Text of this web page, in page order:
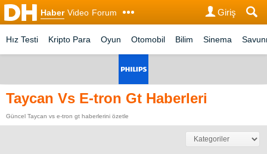
Haber Video Forum Giriş
Hız Testi Kripto Para Oyun Otomobil Bilim Sinema
Taycan Vs E-tron Gt Haberleri
Güncel Taycan vs e-tron gt haberlerini özetle